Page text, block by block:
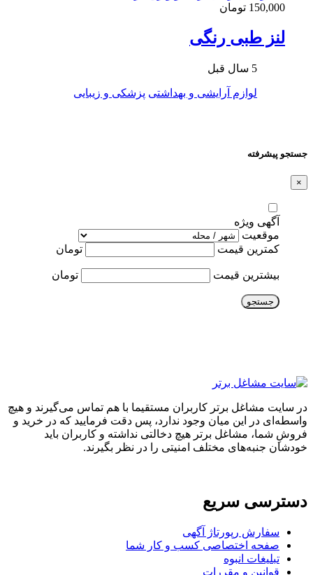
150,000 تومان
لنز طبی رنگی
5 سال قبل
لوازم آرایشی و بهداشتی پزشکی و زیبایی
جستجو پیشرفته
×
آگهی ویژه
موقعیت
کمترین قیمت
تومان
بیشترین قیمت تومان
جستجو
در سایت مشاغل برتر کاربران مستقیما با هم تماس می‌گیرند و هیچ
واسطه‌ای در این میان وجود ندارد، پس دقت فرمایید که در خرید و
فروشِ شما، مشاغل برتر هیچ دخالتی نداشته و کاربران باید
خودشان جنبه‌های مختلف امنیتی را در نظر بگیرند.
دسترسی سریع
سفارش رپورتاژ آگهی
صفحه اختصاصی کسب و کار شما
تبلیغات انبوه
قوانین و مقررات